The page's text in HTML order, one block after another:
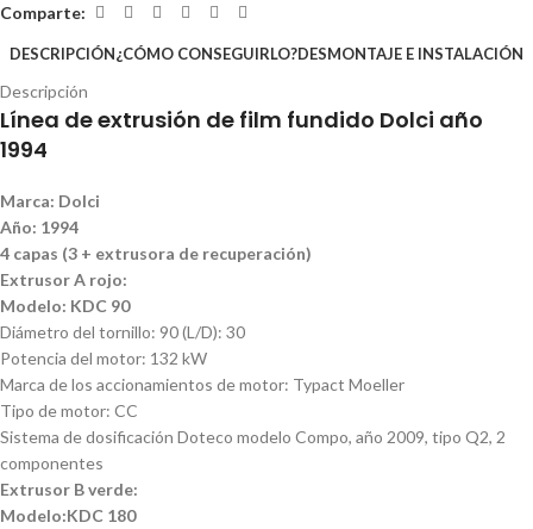
Comparte:
DESCRIPCIÓN¿CÓMO CONSEGUIRLO?DESMONTAJE E INSTALACIÓN
Descripción
Línea de extrusión de film fundido Dolci año
1994
Marca: Dolci
Año: 1994
4 capas (3 + extrusora de recuperación)
Extrusor A rojo:
Modelo: KDC 90
Diámetro del tornillo: 90 (L/D): 30
Potencia del motor: 132 kW
Marca de los accionamientos de motor: Typact Moeller
Tipo de motor: CC
Sistema de dosificación Doteco modelo Compo, año 2009, tipo Q2, 2
componentes
Extrusor B verde:
Modelo:KDC 180